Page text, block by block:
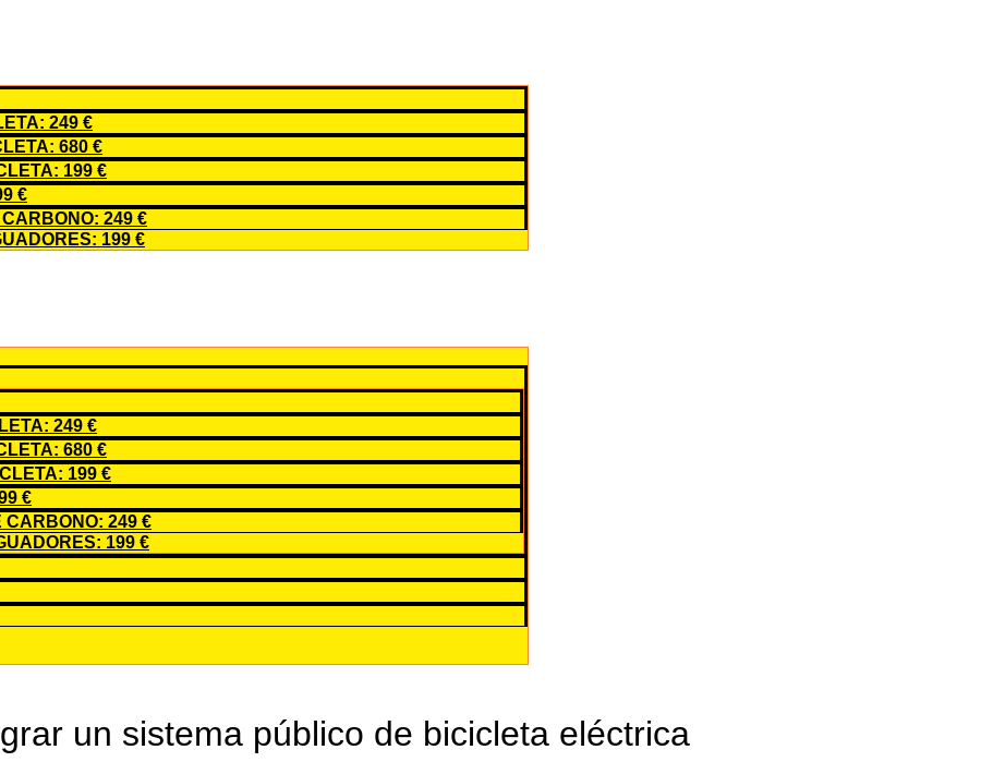
249 €
680 €
199 €
€
249 €
199 €
249 €
680 €
199 €
€
CARBONO: 249 €
199 €
un sistema público de bicicleta eléctrica